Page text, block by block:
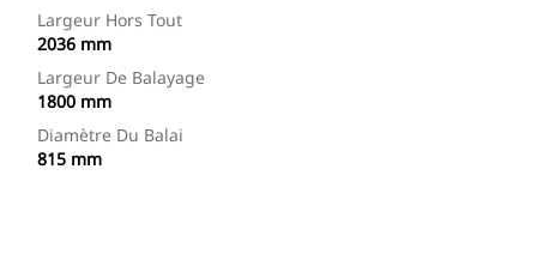
Largeur Hors Tout
2036 mm
Largeur De Balayage
1800 mm
Diamètre Du Balai
815 mm